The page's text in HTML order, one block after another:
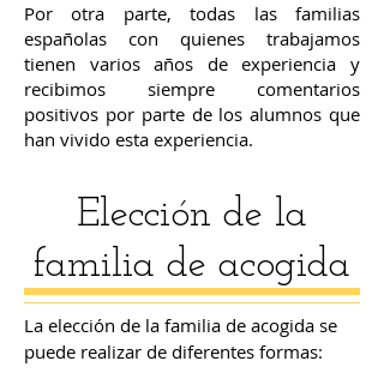
Por otra parte, todas las familias
españolas con quienes trabajamos
tienen varios años de experiencia y
recibimos siempre comentarios
positivos por parte de los alumnos que
han vivido esta experiencia.
Elección de la
familia de acogida
La elección de la familia de acogida se
puede realizar de diferentes formas: